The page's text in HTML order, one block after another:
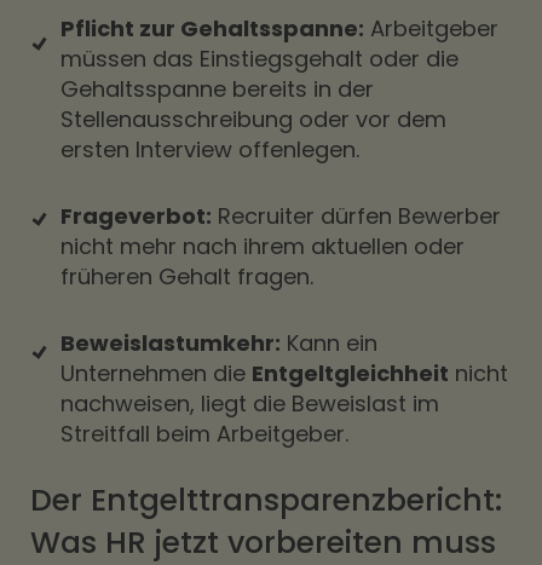
Pflicht zur Gehaltsspanne: Arbeitgeber
müssen das Einstiegsgehalt oder die
Gehaltsspanne bereits in der
Stellenausschreibung oder vor dem
ersten Interview offenlegen.
Frageverbot: Recruiter dürfen Bewerber
nicht mehr nach ihrem aktuellen oder
früheren Gehalt fragen.
Beweislastumkehr: Kann ein
Unternehmen die Entgeltgleichheit nicht
nachweisen, liegt die Beweislast im
Streitfall beim Arbeitgeber.
Der Entgelttransparenzbericht:
Was HR jetzt vorbereiten muss